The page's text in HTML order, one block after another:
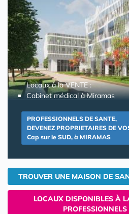
Locaux à la VENTE :
Cabinet médical à Miramas
PROFESSIONNELS DE SANTE,
DEVENEZ PROPRIETAIRES DE
Cap sur le SUD, à MIRAMAS
TROUVER UNE MAISON DE
LOCAUX DISPONIBLES À